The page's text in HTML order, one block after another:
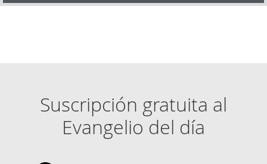
Suscripción gratuita al
Evangelio del día